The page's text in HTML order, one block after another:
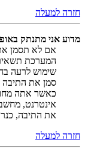
חזרה למעלה
מדוע אני מתנתק
אם לא תסמן
המערכת
שימוש לרעה
סמן את התיבה
כאשר אתה
אינטרנט,
את התיבה,
חזרה למעלה